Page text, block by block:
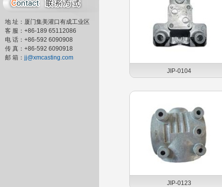
地 址：厦门集美灌口有成工业区
客 服：+86-189 65112086
电 话：+86-592 6090908
传 真：+86-592 6090918
邮 箱： jj@xmcasting.com
JIP-0104
JIP-0123